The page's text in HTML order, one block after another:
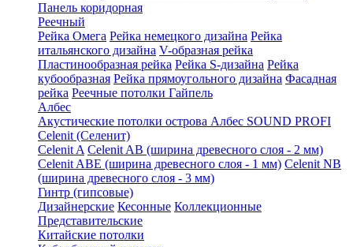
Панель коридорная
Реечный
Рейка Омега Рейка немецкого дизайна Рейка
итальянского дизайна V-образная рейка
Пластинообразная рейка Рейка S-дизайна Рейка
кубообразная Рейка прямоугольного дизайна Фасадная
рейка Реечные потолки Гайпель
Албес
Акустические потолки острова Албес SOUND PROFI
Celenit (Селенит)
Celenit A Celenit AB (ширина древесного слоя - 2 мм)
Celenit ABE (ширина древесного слоя - 1 мм) Celenit NB
(ширина древесного слоя - 3 мм)
Гинтр (гипсовые)
Дизайнерские Кесонные Коллекционные
Представительские
Китайские потолки